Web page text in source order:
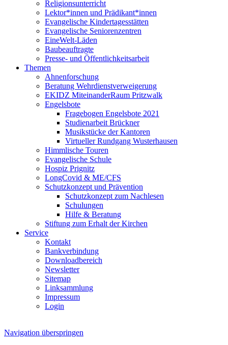
Religionsunterricht
Lektor*innen und Prädikant*innen
Evangelische Kindertagesstätten
Evangelische Seniorenzentren
EineWelt-Läden
Baubeauftragte
Presse- und Öffentlichkeitsarbeit
Themen
Ahnenforschung
Beratung Wehrdienstverweigerung
EKIDZ MiteinanderRaum Pritzwalk
Engelsbote
Fragebogen Engelsbote 2021
Studienarbeit Brückner
Musikstücke der Kantoren
Virtueller Rundgang Wusterhausen
Himmlische Touren
Evangelische Schule
Hospiz Prignitz
LongCovid & ME/CFS
Schutzkonzept und Prävention
Schutzkonzept zum Nachlesen
Schulungen
Hilfe & Beratung
Stiftung zum Erhalt der Kirchen
Service
Kontakt
Bankverbindung
Downloadbereich
Newsletter
Sitemap
Linksammlung
Impressum
Login
Navigation überspringen